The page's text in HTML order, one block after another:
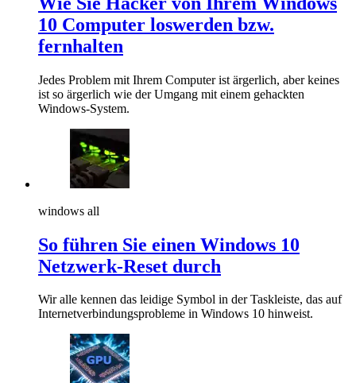
10 Computer loswerden bzw.
fernhalten
Jedes Problem mit Ihrem Computer ist ärgerlich, aber keines
ist so ärgerlich wie der Umgang mit einem gehackten
Windows-System.
windows all
So führen Sie einen Windows 10
Netzwerk-Reset durch
Wir alle kennen das leidige Symbol in der Taskleiste, das auf
Internetverbindungsprobleme in Windows 10 hinweist.